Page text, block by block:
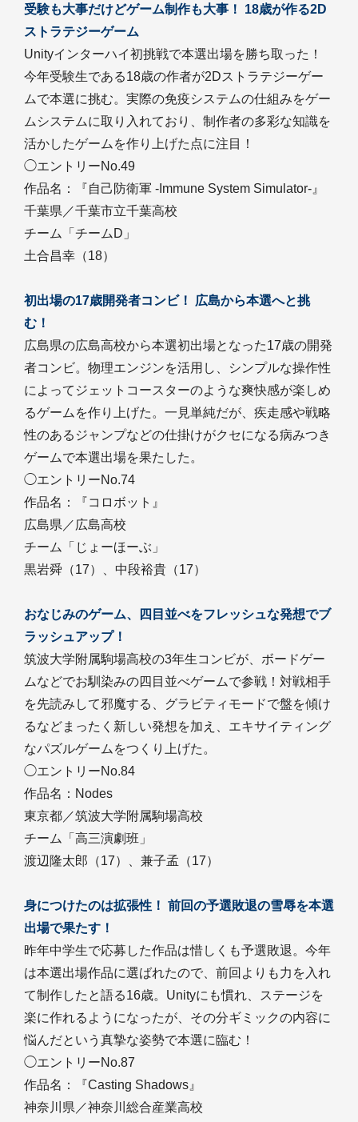
受験も大事だけどゲーム制作も大事！ 18歳が作る2D
ストラテジーゲーム
Unityインターハイ初挑戦で本選出場を勝ち取った！
今年受験生である18歳の作者が2Dストラテジーゲー
ムで本選に挑む。実際の免疫システムの仕組みをゲー
ムシステムに取り入れており、制作者の多彩な知識を
活かしたゲームを作り上げた点に注目！
◯エントリーNo.49
作品名：『自己防衛軍 -Immune System Simulator-』
千葉県／千葉市立千葉高校
チーム「チームD」
土合昌幸（18）
初出場の17歳開発者コンビ！ 広島から本選へと挑
む！
広島県の広島高校から本選初出場となった17歳の開発
者コンビ。物理エンジンを活用し、シンプルな操作性
によってジェットコースターのような爽快感が楽しめ
るゲームを作り上げた。一見単純だが、疾走感や戦略
性のあるジャンプなどの仕掛けがクセになる病みつき
ゲームで本選出場を果たした。
◯エントリーNo.74
作品名：『コロボット』
広島県／広島高校
チーム「じょーほーぶ」
黒岩舜（17）、中段裕貴（17）
おなじみのゲーム、四目並べをフレッシュな発想でブ
ラッシュアップ！
筑波大学附属駒場高校の3年生コンビが、ボードゲー
ムなどでお馴染みの四目並べゲームで参戦！対戦相手
を先読みして邪魔する、グラビティモードで盤を傾け
るなどまったく新しい発想を加え、エキサイティング
なパズルゲームをつくり上げた。
◯エントリーNo.84
作品名：Nodes
東京都／筑波大学附属駒場高校
チーム「高三演劇班」
渡辺隆太郎（17）、兼子孟（17）
身につけたのは拡張性！ 前回の予選敗退の雪辱を本選
出場で果たす！
昨年中学生で応募した作品は惜しくも予選敗退。今年
は本選出場作品に選ばれたので、前回よりも力を入れ
て制作したと語る16歳。Unityにも慣れ、ステージを
楽に作れるようになったが、その分ギミックの内容に
悩んだという真摯な姿勢で本選に臨む！
◯エントリーNo.87
作品名：『Casting Shadows』
神奈川県／神奈川総合産業高校